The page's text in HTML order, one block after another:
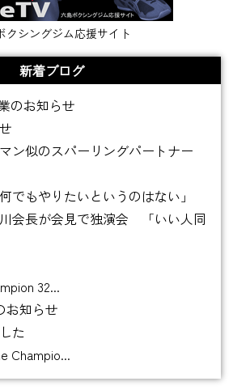
クシングジム応援サイト
新着ブログ
のお知らせ
ン似のスパーリングパートナー
でもやりたいというのはない」
会長が会見で独演会 「いい人同
32...
知らせ
た
Champio...